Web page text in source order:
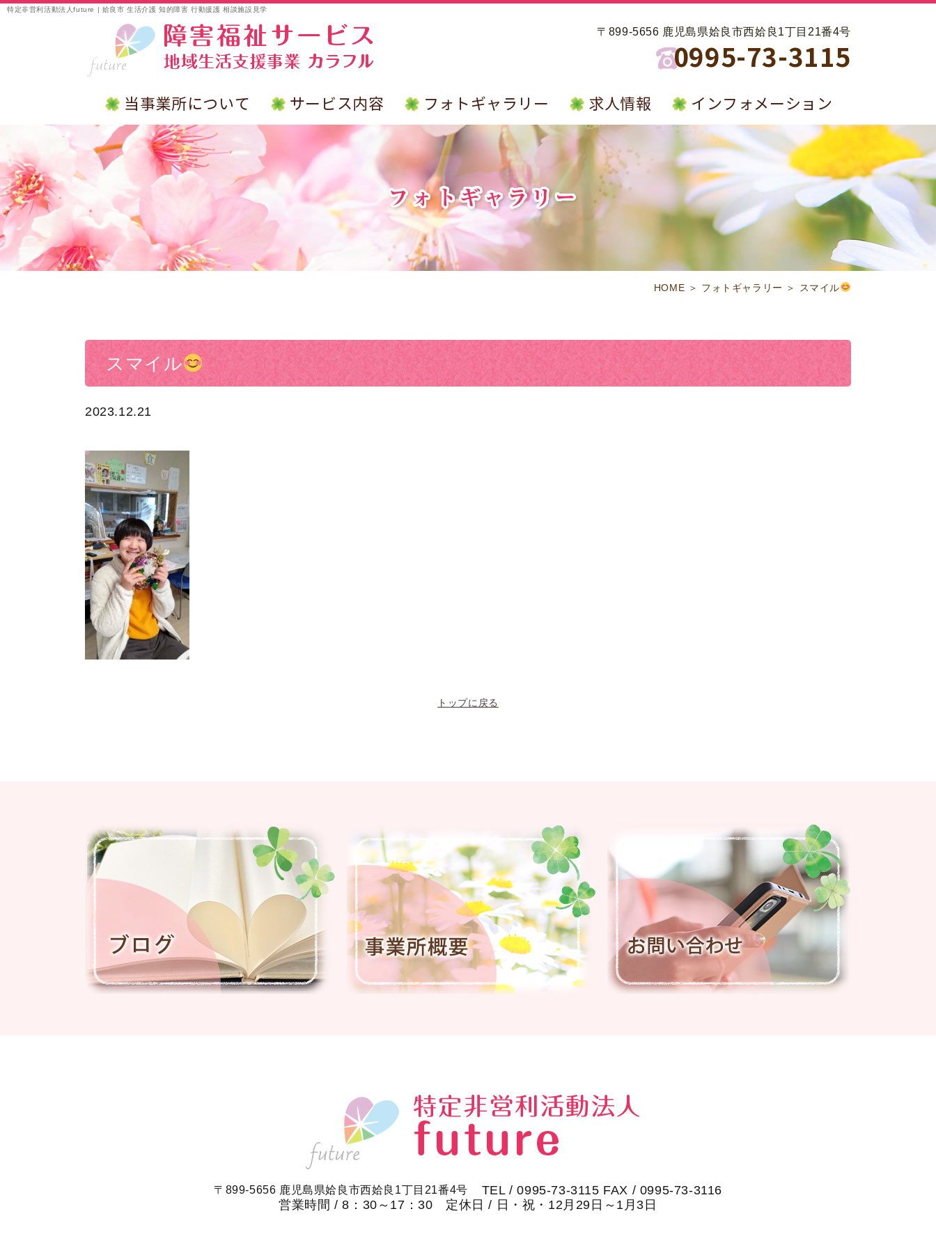
特定非営利活動法人future | 姶良市 生活介護 知的障害 行動援護 相談施設見学
〒899-5656 鹿児島県姶良市西姶良1丁目21番4号
0995-73-3115
当事業所について サービス内容 フォトギャラリー 求人情報 インフォメーション
HOME ＞ フォトギャラリー ＞ スマイル
スマイル
2023.12.21
トップに戻る
〒899-5656 鹿児島県姶良市西姶良1丁目21番4号
TEL / 0995-73-3115 FAX / 0995-73-3116
営業時間 / 8：30～17：30 定休日 / 日・祝・12月29日～1月3日